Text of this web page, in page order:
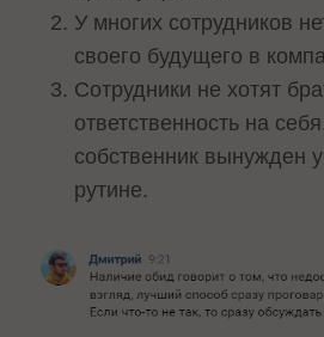
У многих сотрудников
своего будущего в
Сотрудники не хотят
ответственность на
собственник вынужден
рутине.